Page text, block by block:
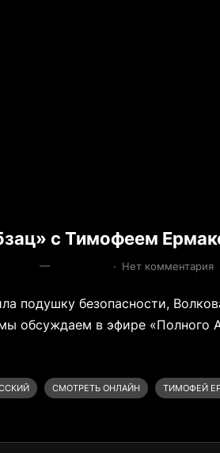
с Тимофеем
— · Нет комментария
подушку безопасности,
обсуждаем в эфире
СМОТРЕТЬ ОНЛАЙН ТИМОФЕЙ